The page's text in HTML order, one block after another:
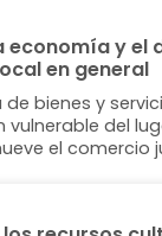
economía y el
en general
bienes y
vulnerable del
el comercio